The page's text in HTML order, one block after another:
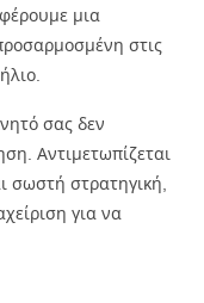
μια
στις
σας δεν
Αντιμετωπίζεται
σωστή στρατηγική,
για να